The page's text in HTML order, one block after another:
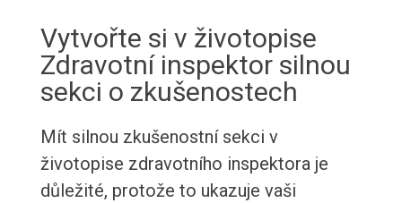
Vytvořte si v životopise
Zdravotní inspektor silnou
sekci o zkušenostech
Mít silnou zkušenostní sekci v
životopise zdravotního inspektora je
důležité, protože to ukazuje vaši